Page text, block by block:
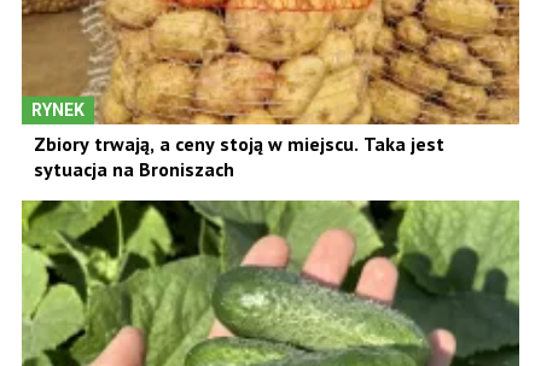
RYNEK
Zbiory trwają, a ceny stoją w miejscu. Taka jest
sytuacja na Broniszach